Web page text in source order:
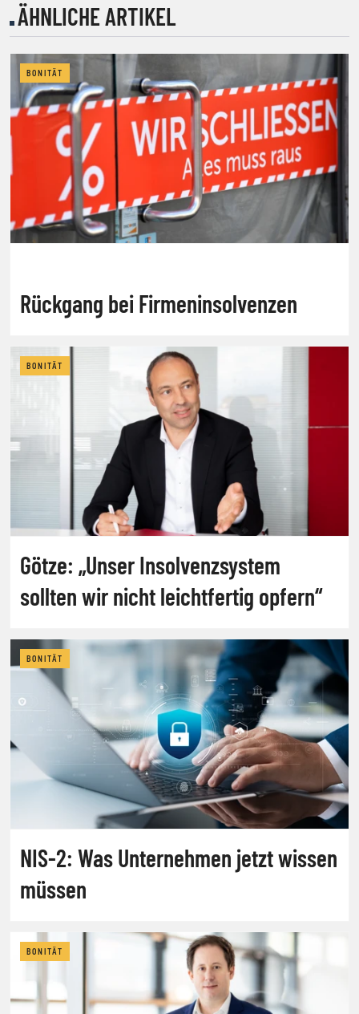
ÄHNLICHE ARTIKEL
BONITÄT
Rückgang bei Firmeninsolvenzen
BONITÄT
Götze: „Unser Insolvenzsystem
sollten wir nicht leichtfertig opfern“
BONITÄT
NIS-2: Was Unternehmen jetzt wissen
müssen
BONITÄT